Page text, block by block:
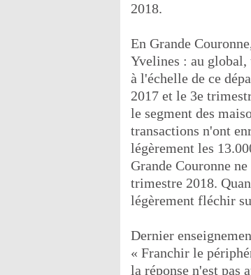
2018.
En Grande
Yvelines : au global,
à l'échelle de ce
2017 et le 3e
le segment des
transactions n'ont
légèrement les
Grande Couronne
trimestre 2018.
légèrement fléchir
Dernier
« Franchir le
la réponse n'est pas